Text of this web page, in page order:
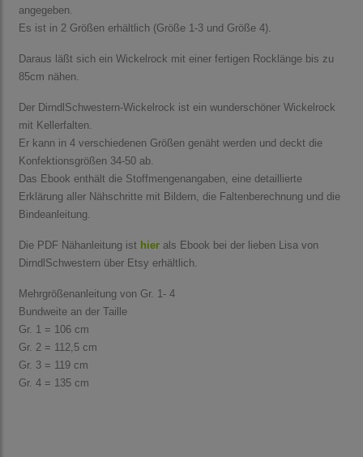
angegeben.
Es ist in 2 Größen erhältlich (Größe 1-3 und Größe 4).
Daraus läßt sich ein Wickelrock mit einer fertigen Rocklänge bis zu
85cm nähen.
Der DirndlSchwestern-Wickelrock ist ein wunderschöner Wickelrock
mit Kellerfalten.
Er kann in 4 verschiedenen Größen genäht werden und deckt die
Konfektionsgrößen 34-50 ab.
Das Ebook enthält die Stoffmengenangaben, eine detaillierte
Erklärung aller Nähschritte mit Bildern, die Faltenberechnung und die
Bindeanleitung.
Die PDF Nähanleitung ist hier als Ebook bei der lieben Lisa von
DirndlSchwestern über Etsy erhältlich.
Mehrgrößenanleitung von Gr. 1- 4
Bundweite an der Taille
Gr. 1 = 106 cm
Gr. 2 = 112,5 cm
Gr. 3 = 119 cm
Gr. 4 = 135 cm